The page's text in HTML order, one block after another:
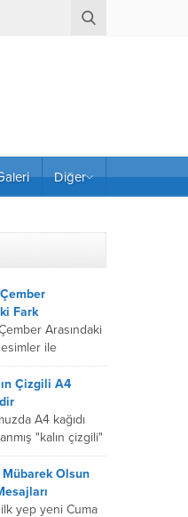
Diğer
Fark
Arasındaki
ile
anlatmak
uzun uzadıya bir
Okullarda
Çizgili A4
A4 kağıdı
"kalın çizgili"
kullanımınıza
İndir
zip olarak
içindeki word...
Mübarek Olsun
ilk yep yeni Cuma